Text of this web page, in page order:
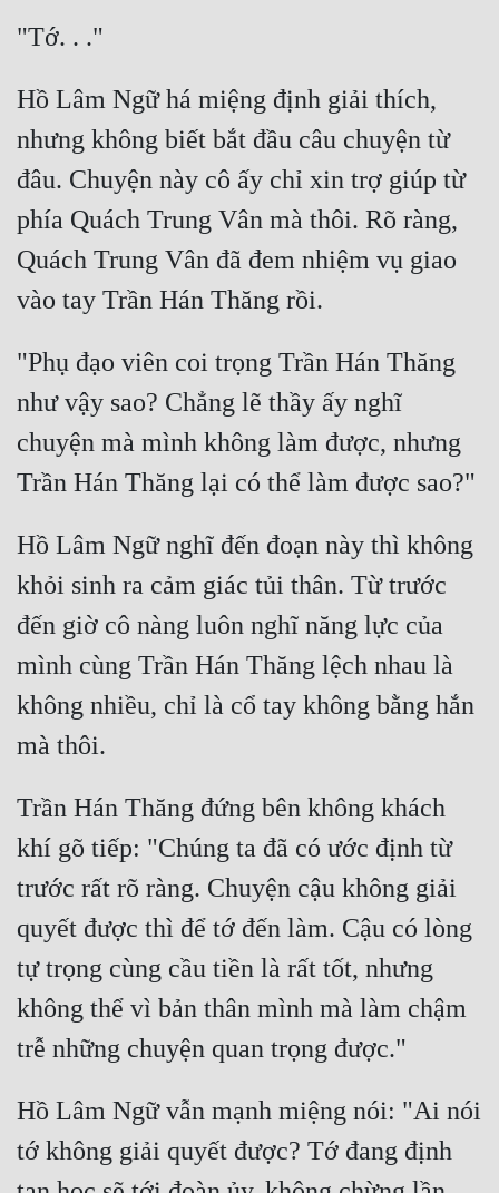
Hồ Lâm Ngữ há miệng định giải thích,
nhưng không biết bắt đầu câu chuyện từ
đâu. Chuyện này cô ấy chỉ xin trợ giúp từ
phía Quách Trung Vân mà thôi. Rõ ràng,
Quách Trung Vân đã đem nhiệm vụ giao
"Phụ đạo viên coi trọng Trần Hán Thăng
như vậy sao? Chẳng lẽ thầy ấy nghĩ
chuyện mà mình không làm được, nhưng
Hồ Lâm Ngữ nghĩ đến đoạn này thì không
khỏi sinh ra cảm giác tủi thân. Từ trước
đến giờ cô nàng luôn nghĩ năng lực của
mình cùng Trần Hán Thăng lệch nhau là
không nhiều, chỉ là cổ tay không bằng hắn
Trần Hán Thăng đứng bên không khách
khí gõ tiếp: "Chúng ta đã có ước định từ
trước rất rõ ràng. Chuyện cậu không giải
quyết được thì để tớ đến làm. Cậu có lòng
tự trọng cùng cầu tiền là rất tốt, nhưng
không thể vì bản thân mình mà làm chậm
Hồ Lâm Ngữ vẫn mạnh miệng nói: "Ai nói
tớ không giải quyết được? Tớ đang định